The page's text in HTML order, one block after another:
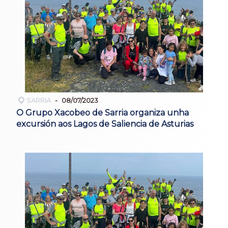
SARRIA 08/07/2023
O Grupo Xacobeo de Sarria organiza unha
excursión aos Lagos de Saliencia de Asturias